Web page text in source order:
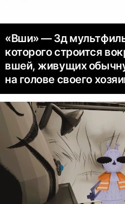
«Вши» — 3д
которого строится
вшей, живущих
на голове своего